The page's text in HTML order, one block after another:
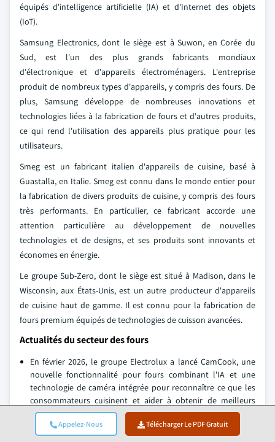
Appelez-Nous Télécharger Le PDF Gratuit
équipés d'intelligence artificielle (IA) et d'Internet des objets
(IoT).
Samsung Electronics, dont le siège est à Suwon, en Corée du
Sud, est l'un des plus grands fabricants mondiaux
d'électronique et d'appareils électroménagers. L'entreprise
produit de nombreux types d'appareils, y compris des fours. De
plus, Samsung développe de nombreuses innovations et
technologies liées à la fabrication de fours et d'autres produits,
ce qui rend l'utilisation des appareils plus pratique pour les
utilisateurs.
Smeg est un fabricant italien d'appareils de cuisine, basé à
Guastalla, en Italie. Smeg est connu dans le monde entier pour
la fabrication de divers produits de cuisine, y compris des fours
très performants. En particulier, ce fabricant accorde une
attention particulière au développement de nouvelles
technologies et de designs, et ses produits sont innovants et
économes en énergie.
Le groupe Sub-Zero, dont le siège est situé à Madison, dans le
Wisconsin, aux États-Unis, est un autre producteur d'appareils
de cuisine haut de gamme. Il est connu pour la fabrication de
fours premium équipés de technologies de cuisson avancées.
Actualités du secteur des fours
En février 2026, le groupe Electrolux a lancé CamCook, une
nouvelle fonctionnalité pour fours combinant l'IA et une
technologie de caméra intégrée pour reconnaître ce que les
consommateurs cuisinent et aider à obtenir de meilleurs
résultats. Associé à l'IA TasteAssist, le système traduit les
recettes en ligne en paramètres de four optimisés, favorisant
une cuisson plus sûre et plus économe en énergie.